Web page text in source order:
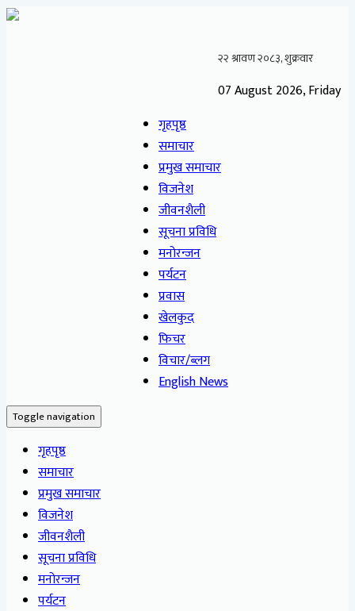
07 August 2026, Friday
गृहपृष्ठ
समाचार
प्रमुख समाचार
विजनेश
जीवनशैली
सूचना प्रविधि
मनोरन्जन
पर्यटन
प्रवास
खेलकुद
फिचर
विचार/ब्लग
English News
Toggle navigation
गृहपृष्ठ
समाचार
प्रमुख समाचार
विजनेश
जीवनशैली
सूचना प्रविधि
मनोरन्जन
पर्यटन